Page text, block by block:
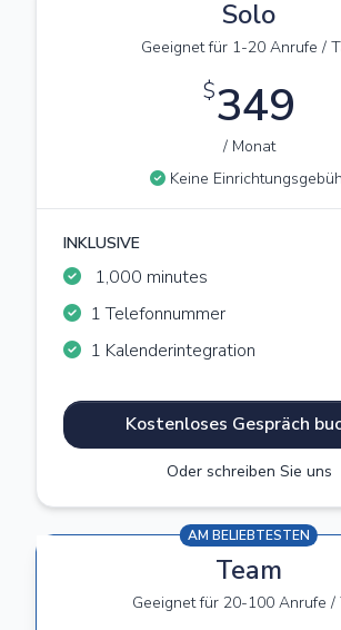
Solo
Geeignet für 1-20 Anrufe /
$349
/ Monat
Keine
INKLUSIVE
1,000 minutes
1 Telefonnummer
1 Kalenderintegration
Kostenloses Gespräch
Oder schreiben Sie uns
AM BELIEBTESTEN
Team
Geeignet für 20-100 Anrufe /